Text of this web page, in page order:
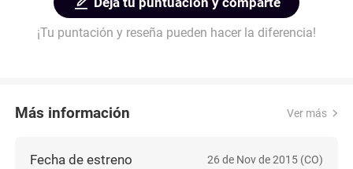
¡Tu puntación y reseña pueden hacer la diferencia!
Más información Ver más
Fecha de estreno 26 de Nov de 2015 (CO)